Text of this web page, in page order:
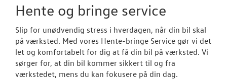
CALIFORNIA
VÆRKSTED
Hente og bringe service
Slip for unødvendig stress i hverdagen, når din bil skal
på værksted. Med vores Hente-bringe Service gør vi det
let og komfortabelt for dig at få din bil på værksted. Vi
sørger for, at din bil kommer sikkert til og fra
værkstedet, mens du kan fokusere på din dag.